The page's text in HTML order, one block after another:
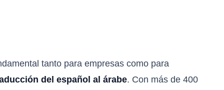
tanto para empresas como para
del español al árabe. Con más de 400